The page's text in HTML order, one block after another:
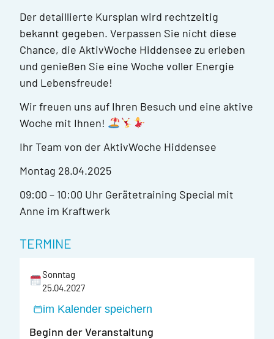
Der detaillierte Kursplan wird rechtzeitig
bekannt gegeben. Verpassen Sie nicht diese
Chance, die AktivWoche Hiddensee zu erleben
und genießen Sie eine Woche voller Energie
und Lebensfreude!
Wir freuen uns auf Ihren Besuch und eine aktive
Woche mit Ihnen!
Ihr Team von der AktivWoche Hiddensee
Montag 28.04.2025
09:00 – 10:00 Uhr Gerätetraining Special mit
Anne im Kraftwerk
TERMINE
Sonntag
25.04.2027
im Kalender speichern
Beginn der Veranstaltung